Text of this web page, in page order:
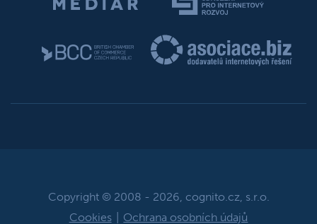
Copyright © 2008 - 2026, cognito.cz, s.r.o.
Cookies
Ochrana osobních údajů